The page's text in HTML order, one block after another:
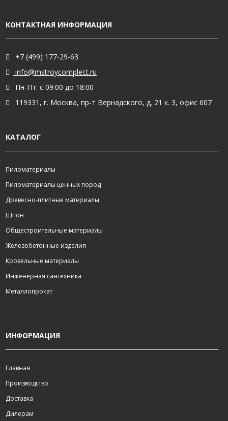
КОНТАКТНАЯ ИНФОРМАЦИЯ
+7 (499) 177-29-63
info@mstroycomplect.ru
Пн-Пт: с 09:00 до 18:00
119331, г. Москва, пр-т Вернадского, д. 21 к. 3, офис 607
КАТАЛОГ
Пиломатериалы
Пиломатериалы ценных пород
Древесно-плитные материалы
Шпон
Общестроительные материалы
Железобетонные изделия
Кровельные материалы
Инженерная сантехника
Металлопрокат
ИНФОРМАЦИЯ
Главная
Производство
Доставка
Дилерам